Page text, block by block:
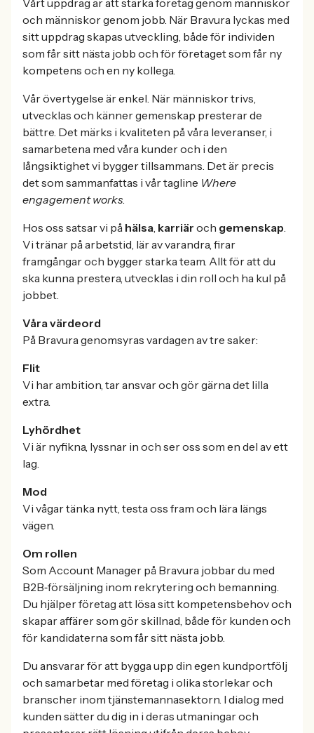
och människor genom jobb. När Bravura lyckas med
sitt uppdrag skapas utveckling, både för individen
som får sitt nästa jobb och för företaget som får ny
kompetens och en ny kollega.
Vår övertygelse är enkel. När människor trivs,
utvecklas och känner gemenskap presterar de
bättre. Det märks i kvaliteten på våra leveranser, i
samarbetena med våra kunder och i den
långsiktighet vi bygger tillsammans. Det är precis
det som sammanfattas i vår tagline Where
engagement works
Hos oss satsar vi på hälsa karriär och gemenskap
Vi tränar på arbetstid, lär av varandra, firar
framgångar och bygger starka team. Allt för att du
ska kunna prestera, utvecklas i din roll och ha kul på
jobbet.
Våra värdeord
På Bravura genomsyras vardagen av tre saker:
Flit
Vi har ambition, tar ansvar och gör gärna det lilla
extra.
Lyhördhet
Vi är nyfikna, lyssnar in och ser oss som en del av ett
lag.
Mod
Vi vågar tänka nytt, testa oss fram och lära längs
vägen.
Om rollen
Som Account Manager på Bravura jobbar du med
B2B‑försäljning inom rekrytering och bemanning.
Du hjälper företag att lösa sitt kompetensbehov och
skapar affärer som gör skillnad, både för kunden och
för kandidaterna som får sitt nästa jobb.
Du ansvarar för att bygga upp din egen kundportfölj
och samarbetar med företag i olika storlekar och
branscher inom tjänstemannasektorn. I dialog med
kunden sätter du dig in i deras utmaningar och